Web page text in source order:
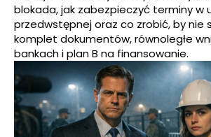
blokada, jak zabezpieczyć terminy w
przedwstępnej oraz co zrobić, by nie
komplet dokumentów, równoległe
bankach i plan B na finansowanie.